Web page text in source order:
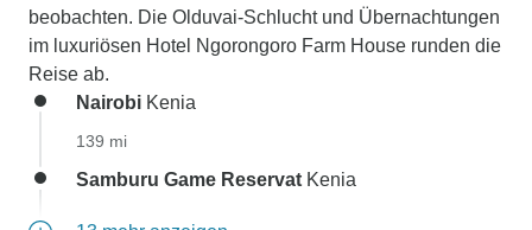
beobachten. Die Olduvai-Schlucht und Übernachtungen
im luxuriösen Hotel Ngorongoro Farm House runden die
Reise ab.
Nairobi Kenia
139 mi
Samburu Game Reservat Kenia